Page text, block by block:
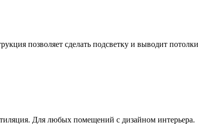
позволяет сделать подсветку и выводит
Для любых помещений с дизайном интерьера.